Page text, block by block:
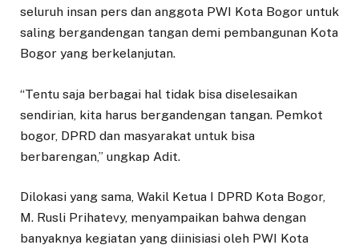
seluruh insan pers dan anggota PWI Kota Bogor untuk
saling bergandengan tangan demi pembangunan Kota
Bogor yang berkelanjutan.
“Tentu saja berbagai hal tidak bisa diselesaikan
sendirian, kita harus bergandengan tangan. Pemkot
bogor, DPRD dan masyarakat untuk bisa
berbarengan,” ungkap Adit.
Dilokasi yang sama, Wakil Ketua I DPRD Kota Bogor,
M. Rusli Prihatevy, menyampaikan bahwa dengan
banyaknya kegiatan yang diinisiasi oleh PWI Kota